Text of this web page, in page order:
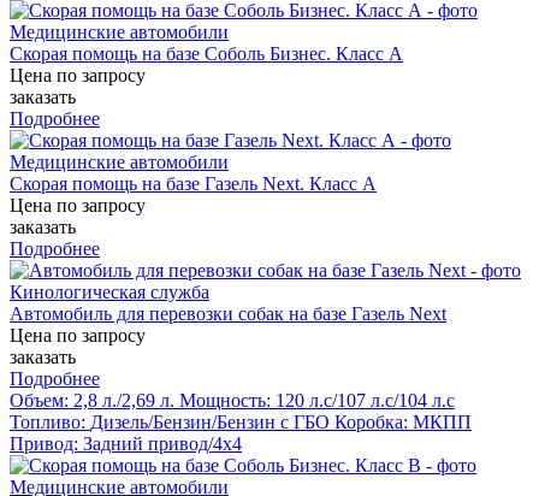
Скорая помощь на базе Соболь Бизнес. Класс А
Цена по запросу
заказать
Подробнее
Скорая помощь на базе Газель Next. Класс А
Цена по запросу
заказать
Подробнее
Автомобиль для перевозки собак на базе Газель Next
Цена по запросу
заказать
Подробнее
Объем: 2,8 л./2,69 л. Мощность: 120 л.с/107 л.с/104 л.с
Топливо: Дизель/Бензин/Бензин с ГБО Коробка: МКПП
Привод: Задний привод/4х4